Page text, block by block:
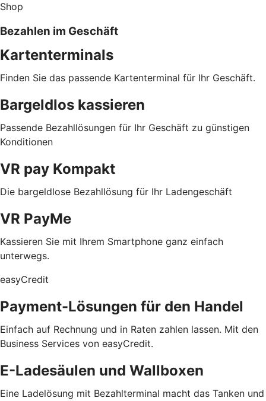
Shop
Bezahlen im Geschäft
Kartenterminals
Finden Sie das passende Kartenterminal für Ihr Geschäft.
Bargeldlos kassieren
Passende Bezahllösungen für Ihr Geschäft zu günstigen
Konditionen
VR pay Kompakt
Die bargeldlose Bezahllösung für Ihr Ladengeschäft
VR PayMe
Kassieren Sie mit Ihrem Smartphone ganz einfach
unterwegs.
easyCredit
Payment-Lösungen für den Handel
Einfach auf Rechnung und in Raten zahlen lassen. Mit den
Business Services von easyCredit.
E-Ladesäulen und Wallboxen
Eine Ladelösung mit Bezahlterminal macht das Tanken und